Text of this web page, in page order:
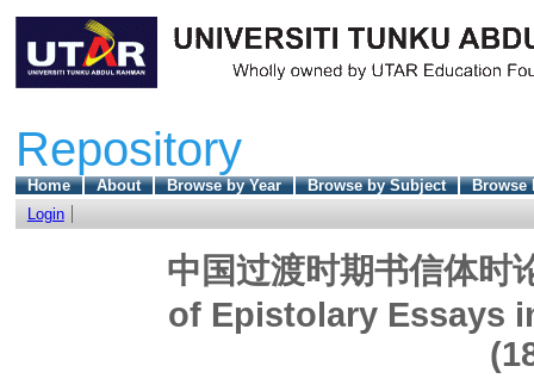
Repository
Home About Browse by Year Browse by Subject
Browse
Login
中国过渡时期书信体时
of Epistolary Essays